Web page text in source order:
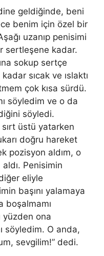
geldiğinde, beni
benim için özel bir
uzanıp penisimi
sertleşene kadar.
sokup sertçe
sıcak ve ıslaktı
çok kısa sürdü.
söyledim ve o da
söyledi.
sırt üstü yatarken
doğru hareket
pozisyon aldım, o
Penisimin
eliyle
başını yalamaya
boşalmamı
ona
söyledim. O anda,
sevgilim!” dedi.